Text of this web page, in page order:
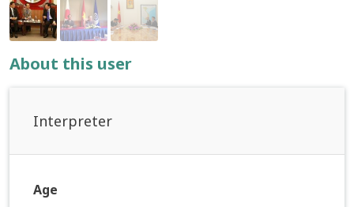
About this user
Interpreter
Age